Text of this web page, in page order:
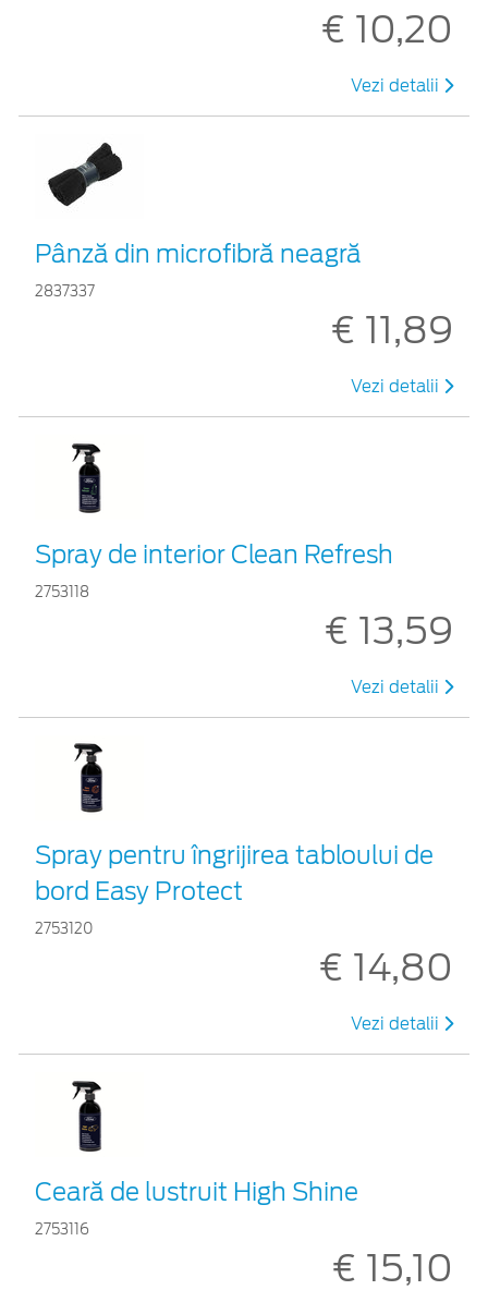
€ 10,20
Vezi detalii
Pânză din microfibră neagră
2837337
€ 11,89
Vezi detalii
Spray de interior Clean Refresh
2753118
€ 13,59
Vezi detalii
Spray pentru îngrijirea tabloului de
bord Easy Protect
2753120
€ 14,80
Vezi detalii
Ceară de lustruit High Shine
2753116
€ 15,10